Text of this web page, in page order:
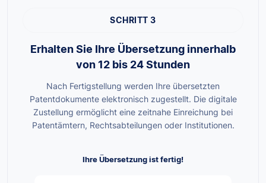
SCHRITT 3
Erhalten Sie Ihre Übersetzung innerhalb
von 12 bis 24 Stunden
Nach Fertigstellung werden Ihre übersetzten
Patentdokumente elektronisch zugestellt. Die digitale
Zustellung ermöglicht eine zeitnahe Einreichung bei
Patentämtern, Rechtsabteilungen oder Institutionen.
Ihre Übersetzung ist fertig!